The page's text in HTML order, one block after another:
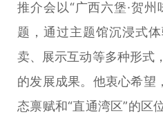
推介会以“广西六堡·贺
题，通过主题馆沉浸式
卖、展示互动等多种形式
的发展成果。他衷心希望
态禀赋和“直通湾区”的区